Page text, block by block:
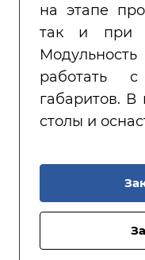
на этапе
так и при
работать
габаритов. В
столы и